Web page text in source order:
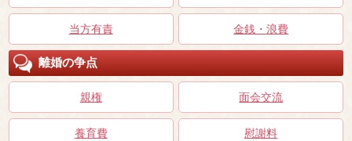
当方有責 金銭・浪費
離婚の争点
親権 面会交流
養育費 慰謝料